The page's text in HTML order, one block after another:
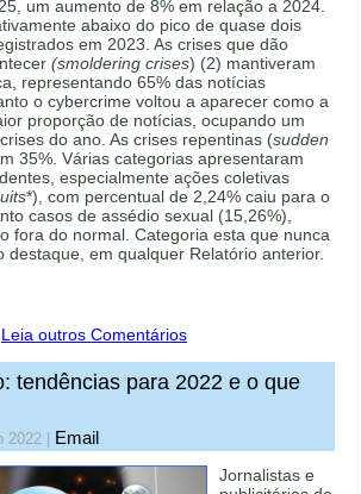
um aumento de 8% em relação a 2024.
abaixo do pico de quase dois
em 2023. As crises que dão
(smoldering crises) (2) mantiveram
representando 65% das notícias
o cybercrime voltou a aparecer como a
proporção de notícias, ocupando um
do ano. As crises repentinas (sudden
35%. Várias categorias apresentaram
especialmente ações coletivas
*), com percentual de 2,24% caiu para o
casos de assédio sexual (15,26%),
fora do normal. Categoria esta que nunca
destaque, em qualquer Relatório anterior.
Leia outros Comentários
tendências para 2022 e o que
2022 Email
Jornalistas e